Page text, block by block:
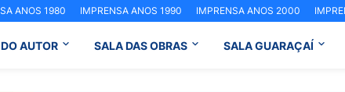
ANOS 1980 IMPRENSA ANOS 1990 IMPRENSA ANOS 2000
AUTOR SALA DAS OBRAS SALA GUARAÇAÍ